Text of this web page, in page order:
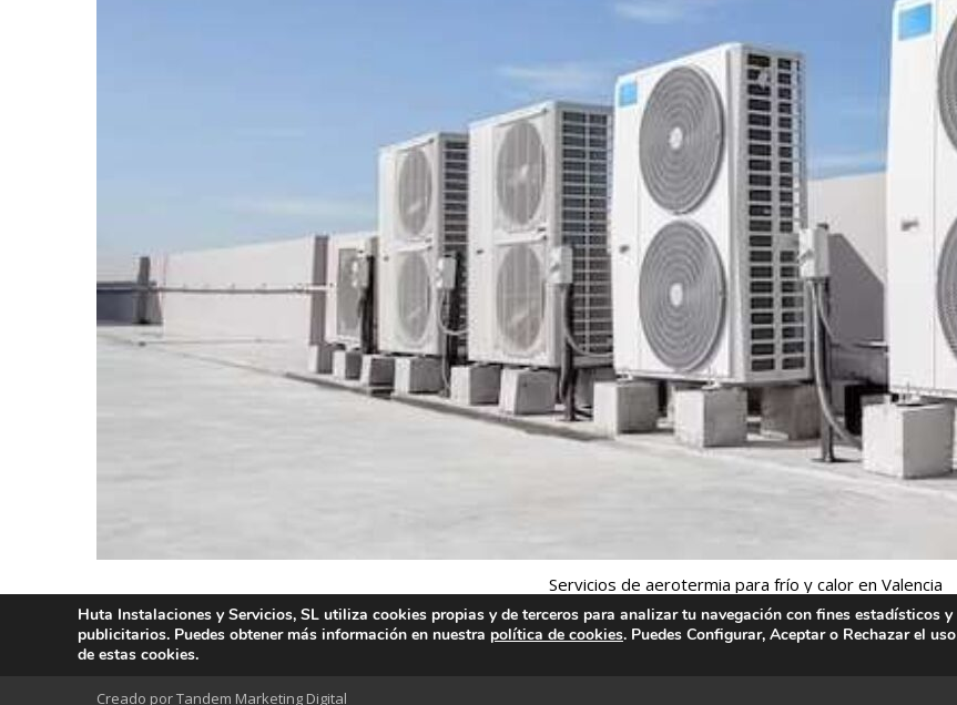
Servicios de aerotermia para frío y calor en Valencia
Creado por Tandem Marketing Digital
Huta Instalaciones y Servicios, SL utiliza cookies propias y de terceros para analizar tu navegación con fines estadísticos y
publicitarios. Puedes obtener más información en nuestra política de cookies. Puedes Configurar, Aceptar o Rechazar el uso
de estas cookies.